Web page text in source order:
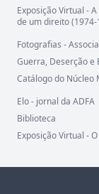
Exposição Virtual -
de um direito (1974-
Fotografias -
Guerra, Deserção e
Catálogo do Núcleo
Elo - jornal da ADFA
Biblioteca
Exposição Virtual -